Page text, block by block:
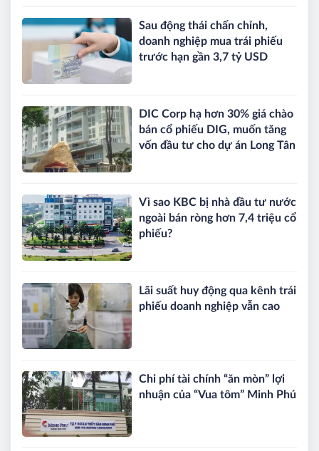
Sau động thái chấn chỉnh,
doanh nghiệp mua trái phiếu
trước hạn gần 3,7 tỷ USD
DIC Corp hạ hơn 30% giá chào
bán cổ phiếu DIG, muốn tăng
vốn đầu tư cho dự án Long Tân
Vì sao KBC bị nhà đầu tư nước
ngoài bán ròng hơn 7,4 triệu cổ
phiếu?
Lãi suất huy động qua kênh trái
phiếu doanh nghiệp vẫn cao
Chi phí tài chính “ăn mòn” lợi
nhuận của “Vua tôm” Minh Phú